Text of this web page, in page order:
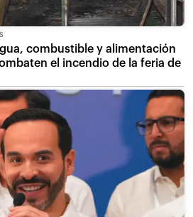
combustible y alimentación
el incendio de la feria de